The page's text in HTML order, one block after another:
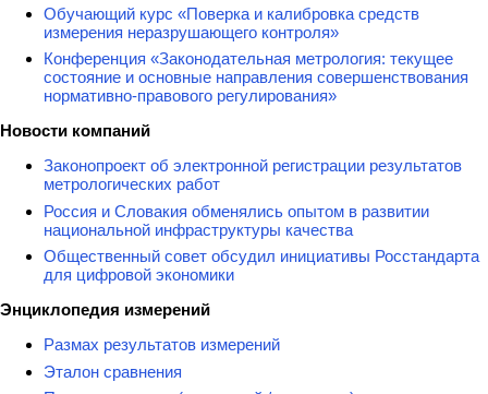
Обучающий курс «Поверка и калибровка средств
измерения неразрушающего контроля»
Конференция «Законодательная метрология: текущее
состояние и основные направления совершенствования
нормативно-правового регулирования»
Новости компаний
Законопроект об электронной регистрации результатов
метрологических работ
Россия и Словакия обменялись опытом в развитии
национальной инфраструктуры качества
Общественный совет обсудил инициативы Росстандарта
для цифровой экономики
Энциклопедия измерений
Размах результатов измерений
Эталон сравнения